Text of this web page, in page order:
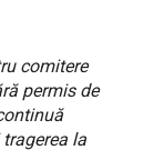
comitere
permis de
la